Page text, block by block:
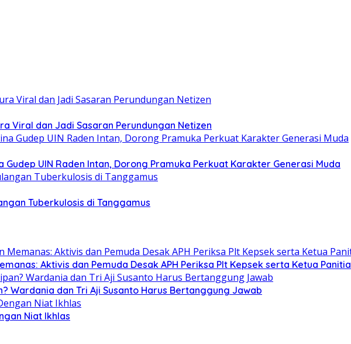
Viral dan Jadi Sasaran Perundungan Netizen
UIN Raden Intan, Dorong Pramuka Perkuat Karakter Generasi Muda
Tuberkulosis di Tanggamus
Aktivis dan Pemuda Desak APH Periksa Plt Kepsek serta Ketua Panitia
Wardania dan Tri Aji Susanto Harus Bertanggung Jawab
Niat Ikhlas